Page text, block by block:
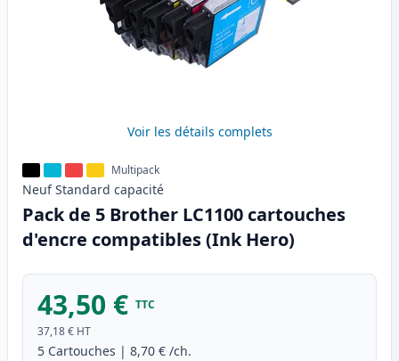
Voir les détails complets
Multipack
Neuf Standard capacité
Pack de 5 Brother LC1100 cartouches
d'encre compatibles (Ink Hero)
43,50 € TTC
37,18 € HT
5 Cartouches | 8,70 € /ch.